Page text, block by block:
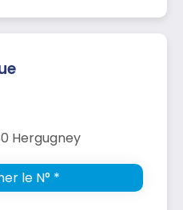
Hergugney
le N° *